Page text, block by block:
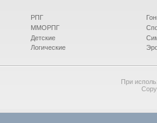
РПГ
ММОРПГ
Детские
Логические
При